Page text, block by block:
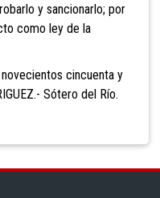
y sancionarlo; por
como ley de la
cincuenta y
Sótero del Río.